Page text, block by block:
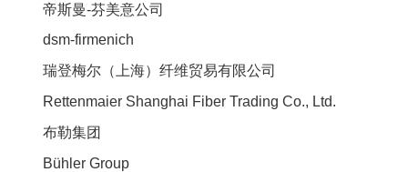
帝斯曼-芬美意公司
dsm-firmenich
瑞登梅尔（上海）纤维贸易有限公司
Rettenmaier Shanghai Fiber Trading Co., Ltd.
布勒集团
Bühler Group